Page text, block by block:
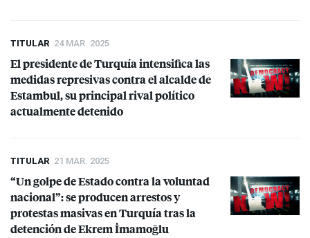
TITULAR 24 MAR. 2025
El presidente de Turquía intensifica las
medidas represivas contra el alcalde de
Estambul, su principal rival político
actualmente detenido
TITULAR 21 MAR. 2025
“Un golpe de Estado contra la voluntad
nacional”: se producen arrestos y
protestas masivas en Turquía tras la
detención de Ekrem İmamoğlu